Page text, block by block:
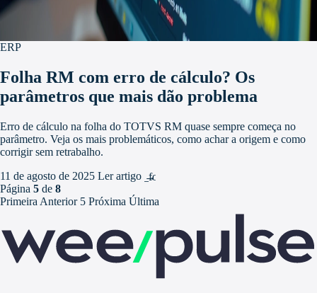
ERP
Folha RM com erro de cálculo? Os
parâmetros que mais dão problema
Erro de cálculo na folha do TOTVS RM quase sempre começa no
parâmetro. Veja os mais problemáticos, como achar a origem e como
corrigir sem retrabalho.
11 de agosto de 2025 Ler artigo
arrow_forward
Página 5 de 8
PrimeiraAnterior 5 Próxima Última